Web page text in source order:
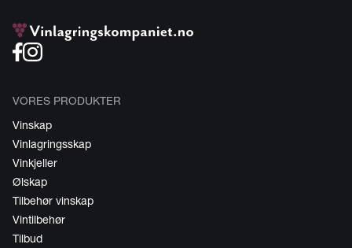
VORES PRODUKTER
Vinskap
Vinlagringsskap
Vinkjeller
Ølskap
Tilbehør vinskap
Vintilbehør
Tilbud